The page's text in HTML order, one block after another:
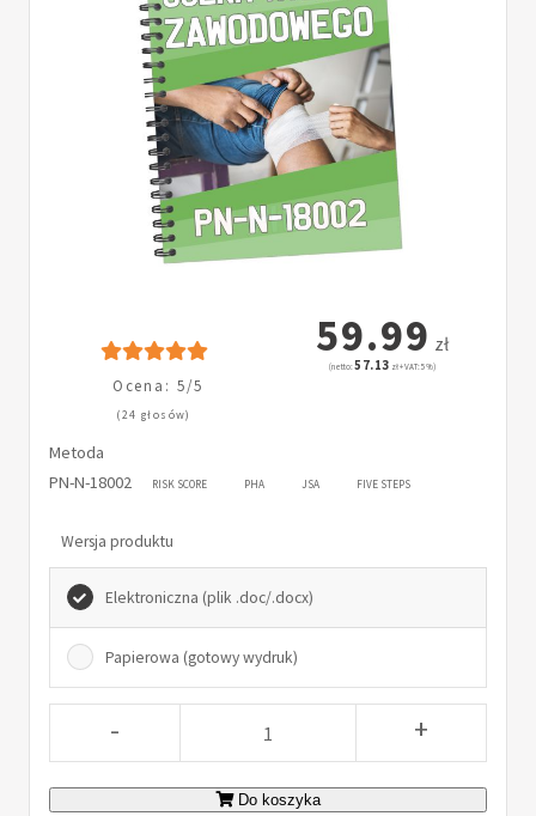
Ocena: 5/5
(24 głosów)
59.99 zł
(netto:57.13 zł + VAT: 5%)
Metoda
PN-N-18002
RISK SCORE PHA JSA FIVE STEPS
Wersja produktu
Elektroniczna (plik .doc/.docx)
Papierowa (gotowy wydruk)
- +
Do koszyka